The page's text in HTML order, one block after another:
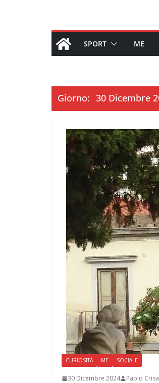
SPORT ME
Giorno: 30 Dicembre
CURIOSITÀ ME SOCIALE
30 Dicembre 2024 Paolo